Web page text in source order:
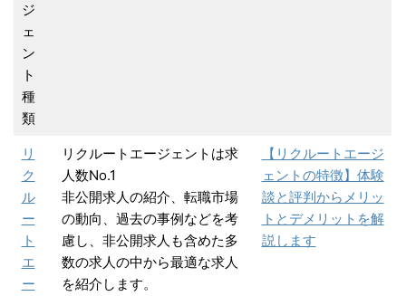
ジ
ェ
ン
ト
種
類
リ
ク
ル
ー
ト
エ
ー
リクルートエージェントは求
人数No.1
非公開求人の紹介、転職市場
の動向、過去の事例などを考
慮し、非公開求人も含めた多
数の求人の中から最適な求人
を紹介します。
【リクルートエージ
ェントの特徴】体験
談と評判からメリッ
トとデメリットを解
説します